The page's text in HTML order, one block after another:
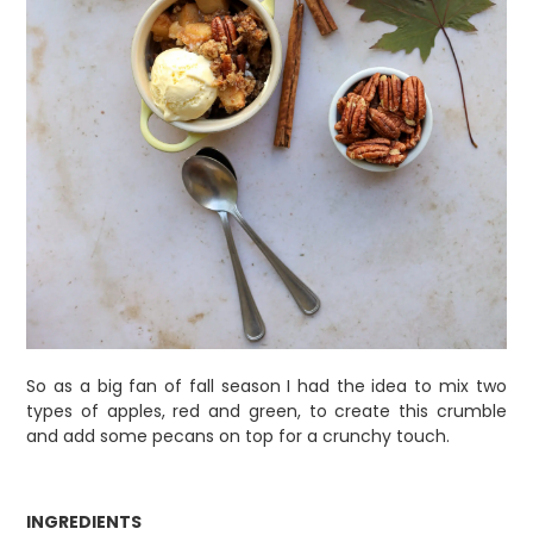
So as a big fan of fall season I had the idea to mix two
types of apples, red and green, to create this crumble
and add some pecans on top for a crunchy touch.
INGREDIENTS